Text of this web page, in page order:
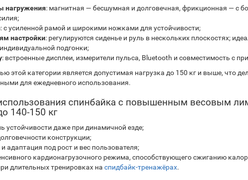
нагружения: магнитная — бесшумная и долговечная, фрикционная — с
: с усиленной рамой и широкими ножками для устойчивости;
настройки: регулируются сиденье и руль в нескольких плоскостях;
подгонки;
: встроенные дисплеи, измерители пульса, Bluetooth и совместимость с
этой категории является допустимая нагрузка до 150 кг и выше, что
для ежедневного использования.
спинбайка с повышенным весовым
140-150 кг
устойчивости даже при динамичной езде;
конструкции;
адаптация под рост и вес пользователя;
кардионагрузочного режима, способствующего сжиганию
длительных тренировках на спидбайк-тренажёрах.